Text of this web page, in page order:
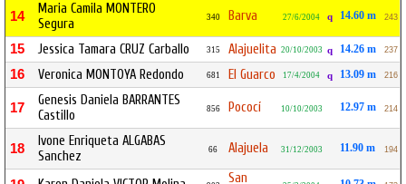
14
Maria Camila MONTERO
Segura
340 Barva 27/6/2004 q 14.60 m 243
15 Jessica Tamara CRUZ Carballo 315 Alajuelita 20/10/2003 q 14.26 m 237
16 Veronica MONTOYA Redondo 681 El Guarco 17/4/2004 q 13.09 m 216
17
Genesis Daniela BARRANTES
Castillo
856 Pococí 10/10/2003 12.97 m 214
18
Ivone Enriqueta ALGABAS
Sanchez
66 Alajuela 31/12/2003 11.90 m 194
San